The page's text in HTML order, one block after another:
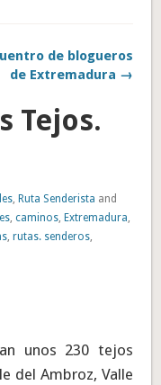
de blogueros
de Extremadura →
Tejos.
, Ruta Senderista and
,caminos, Extremadura,
,rutas. senderos,
unos 230 tejos
del Ambroz, Valle